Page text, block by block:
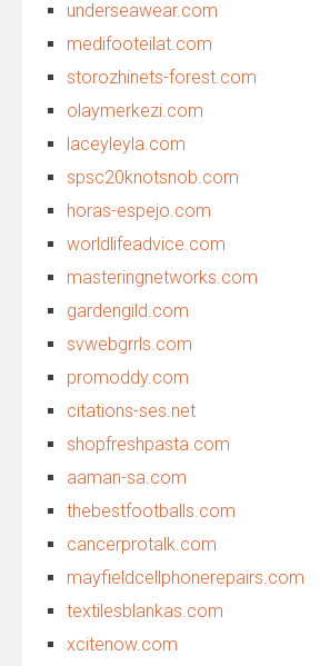
underseawear.com
medifooteilat.com
storozhinets-forest.com
olaymerkezi.com
laceyleyla.com
spsc20knotsnob.com
horas-espejo.com
worldlifeadvice.com
masteringnetworks.com
gardengild.com
svwebgrrls.com
promoddy.com
citations-ses.net
shopfreshpasta.com
aaman-sa.com
thebestfootballs.com
cancerprotalk.com
mayfieldcellphonerepairs.com
textilesblankas.com
xcitenow.com